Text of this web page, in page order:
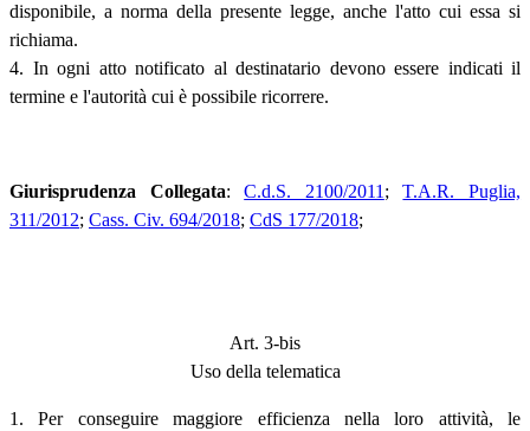
disponibile, a norma della presente legge, anche l'atto cui essa si
richiama.
4. In ogni atto notificato al destinatario devono essere indicati il
termine e l'autorità cui è possibile ricorrere.
Giurisprudenza Collegata:C.d.S. 2100/2011 ;T.A.R. Puglia,
311/2012; Cass. Civ. 694/2018; CdS 177/2018;
Art. 3-bis
Uso della telematica
1. Per conseguire maggiore efficienza nella loro attività, le